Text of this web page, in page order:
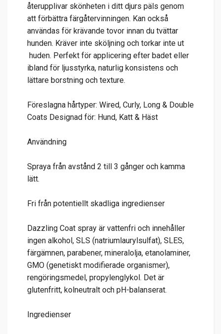
återupplivar skönheten i ditt djurs päls genom
att förbättra färgåtervinningen. Kan också
användas för krävande tovor innan du tvättar
hunden. Kräver inte sköljning och torkar inte ut
huden. Perfekt för applicering efter badet eller
ibland för ljusstyrka, naturlig konsistens och
lättare borstning och texture.
Föreslagna hårtyper: Wired, Curly, Long & Double
Coats Designad för: Hund, Katt & Häst
Användning
Spraya från avstånd 2 till 3 gånger och kamma
lätt.
Fri från potentiellt skadliga ingredienser
Dazzling Coat spray är vattenfri och innehåller
ingen alkohol, SLS (natriumlaurylsulfat), SLES,
färgämnen, parabener, mineralolja, etanolaminer,
GMO (genetiskt modifierade organismer),
rengöringsmedel, propylenglykol. Det är
glutenfritt, kolneutralt och pH-balanserat.
Ingredienser